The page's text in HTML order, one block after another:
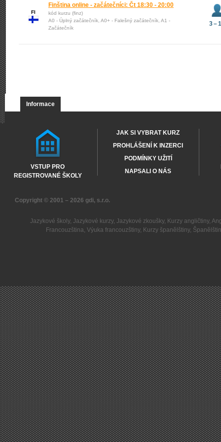
FI
Finština online - začátečníci: Čt 18:30 - 20:00
kód kurzu (finz)
A0 - Úplný začátečník, A0+ - Falešný začátečník, A1 -
Začátečník
3 –
Informace
VSTUP PRO
REGISTROVANÉ ŠKOLY
JAK SI VYBRAT KURZ
PROHLÁŠENÍ K INZERCI
PODMÍNKY UŽITÍ
NAPSALI O NÁS
Copyright © 2001 – 2026 gdi, s.r.o.
Jazykové školy, Jazykové kurzy, Jazykové zkoušky, Kurzy angličtiny,
Francouzština,Výuka francouzštiny, Kurzy španělštiny,